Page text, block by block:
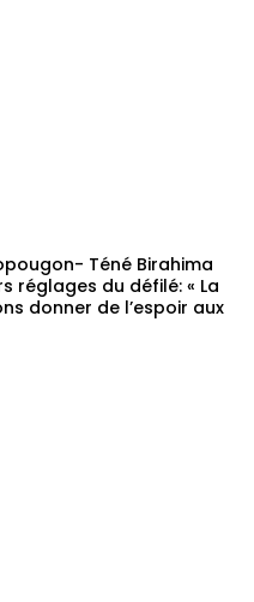
Téné Birahima
réglages du défilé: « La
donner de l’espoir aux